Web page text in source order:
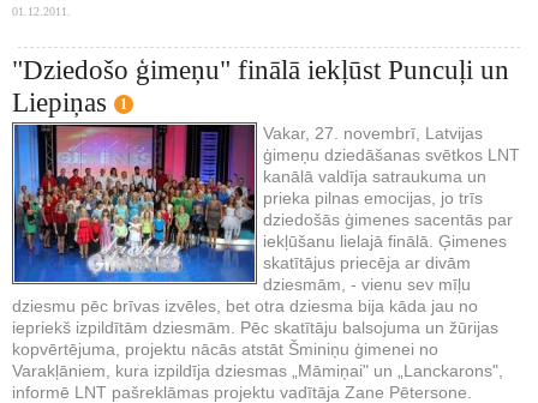
01.12.2011.
"Dziedošo ģimeņu" finālā iekļūst Puncuļi un
Liepiņas
1
Vakar, 27. novembrī, Latvijas
ģimeņu dziedāšanas svētkos LNT
kanālā valdīja satraukuma un
prieka pilnas emocijas, jo trīs
dziedošās ģimenes sacentās par
iekļūšanu lielajā finālā. Ģimenes
skatītājus priecēja ar divām
dziesmām, - vienu sev mīļu
dziesmu pēc brīvas izvēles, bet otra dziesma bija kāda jau no
iepriekš izpildītām dziesmām. Pēc skatītāju balsojuma un žūrijas
kopvērtējuma, projektu nācās atstāt Šminiņu ģimenei no
Varakļāniem, kura izpildīja dziesmas „Māmiņai" un „Lanckarons",
informē LNT pašreklāmas projektu vadītāja Zane Pētersone.